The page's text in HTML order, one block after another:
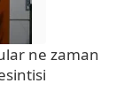
ne zaman